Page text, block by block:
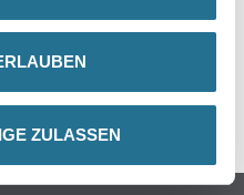
ZULASSEN